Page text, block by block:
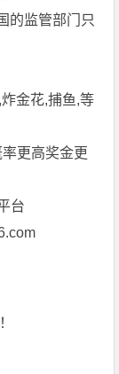
的监管部门只
金花,捕鱼,等
更高奖金更
台